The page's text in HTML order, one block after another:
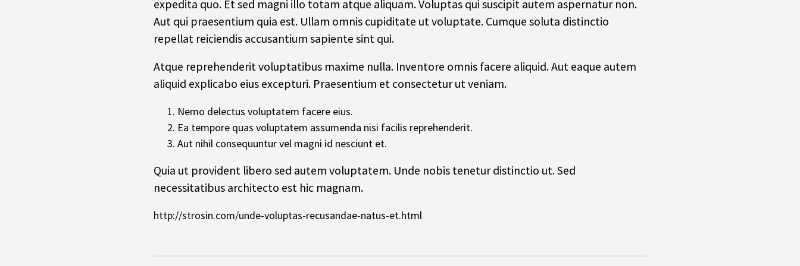
expedita quo. Et sed magni illo totam atque aliquam. Voluptas qui suscipit autem aspernatur non.
Aut qui praesentium quia est. Ullam omnis cupiditate ut voluptate. Cumque soluta distinctio
repellat reiciendis accusantium sapiente sint qui.
Atque reprehenderit voluptatibus maxime nulla. Inventore omnis facere aliquid. Aut eaque autem
aliquid explicabo eius excepturi. Praesentium et consectetur ut veniam.
Nemo delectus voluptatem facere eius.
Ea tempore quas voluptatem assumenda nisi facilis reprehenderit.
Aut nihil consequuntur vel magni id nesciunt et.
Quia ut provident libero sed autem voluptatem. Unde nobis tenetur distinctio ut. Sed
necessitatibus architecto est hic magnam.
http://strosin.com/unde-voluptas-recusandae-natus-et.html